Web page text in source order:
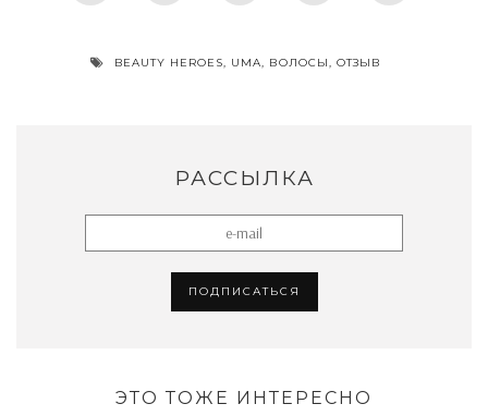
BEAUTY HEROES, UMA, ВОЛОСЫ, ОТЗЫВ
РАССЫЛКА
ЭТО ТОЖЕ ИНТЕРЕСНО